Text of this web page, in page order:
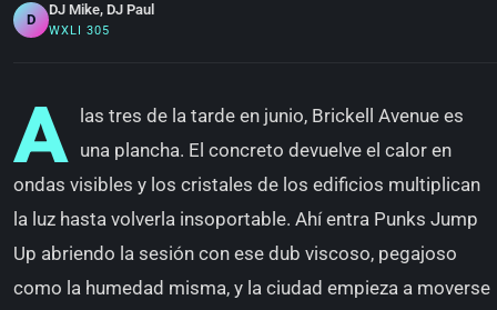
D
DJ Mike, DJ Paul
WXLI 305
A
las tres de la tarde en junio, Brickell Avenue es
una plancha. El concreto devuelve el calor en
ondas visibles y los cristales de los edificios multiplican
la luz hasta volverla insoportable. Ahí entra Punks Jump
Up abriendo la sesión con ese dub viscoso, pegajoso
como la humedad misma, y la ciudad empieza a moverse